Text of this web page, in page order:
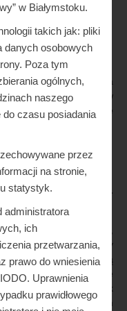
Blackjack
właściciela, oferta
blackjack gier w
mogą być ustawione
Kasynach Online
wypłat z web-
jako nazwa firmy,
Wheel. Maszyny gry
powyżej, gracze muszą
i podać swoją datę
w jackpot w piątek
podpisami i dowcipnym
w Białymstoku.
takich jak: pliki
danych osobowych
Poza tym
ogólnych,
naszego
czasu posiadania
przez
na stronie,
statystyk.
administratora
ich
przetwarzania,
prawo do wniesienia
Uprawnienia
prawidłowego